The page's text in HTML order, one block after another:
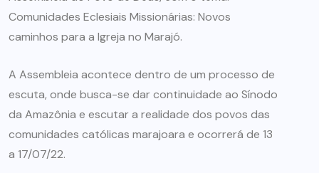
Comunidades Eclesiais Missionárias: Novos
caminhos para a Igreja no Marajó.
A Assembleia acontece dentro de um processo de
escuta, onde busca-se dar continuidade ao Sínodo
da Amazônia e escutar a realidade dos povos das
comunidades católicas marajoara e ocorrerá de 13
a 17/07/22.